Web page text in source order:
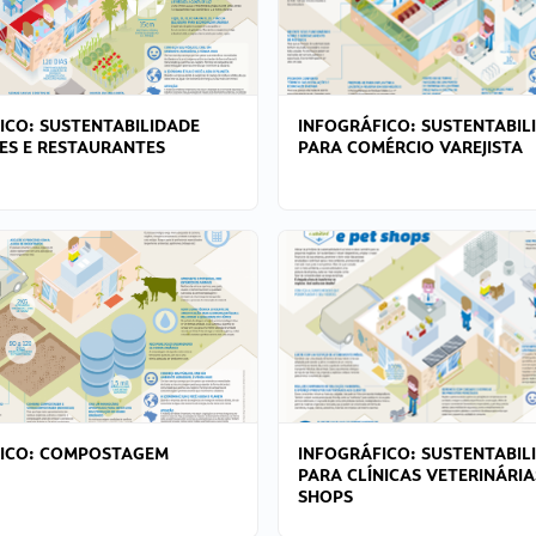
SUSTENTABILIDADE
E RESTAURANTES
INFOGRÁFICO:
PARA COMÉRCIO VAREJISTA
COMPOSTAGEM
INFOGRÁFICO:
PARA CLÍNICAS
SHOPS